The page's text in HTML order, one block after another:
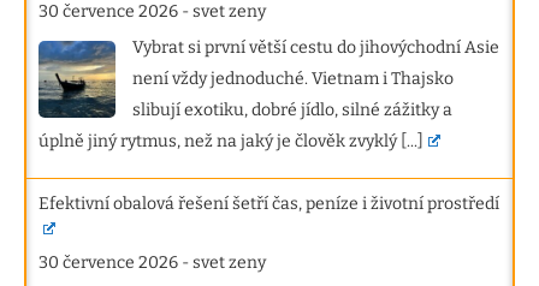
30 července 2026 -svet zeny
Vybrat si první větší cestu do jihovýchodní Asie
není vždy jednoduché. Vietnam i Thajsko
slibují exotiku, dobré jídlo, silné zážitky a
úplně jiný rytmus, než na jaký je člověk zvyklý [...]
Efektivní obalová řešení šetří čas, peníze i životní prostředí
30 července 2026 -svet zeny